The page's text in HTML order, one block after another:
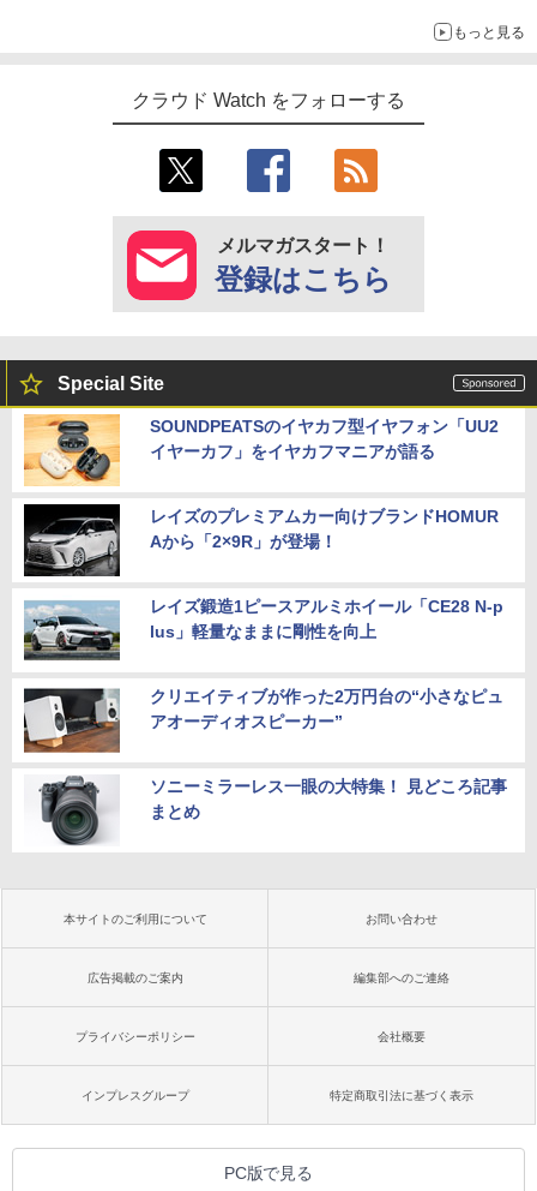
もっと見る
クラウド Watch をフォローする
メルマガスタート！
登録はこちら
Special Site
SOUNDPEATSのイヤカフ型イヤフォン「UU2
イヤーカフ」をイヤカフマニアが語る
レイズのプレミアムカー向けブランドHOMUR
Aから「2×9R」が登場！
レイズ鍛造1ピースアルミホイール「CE28 N-p
lus」軽量なままに剛性を向上
クリエイティブが作った2万円台の“小さなピュ
アオーディオスピーカー”
ソニーミラーレス一眼の大特集！ 見どころ記事
まとめ
本サイトのご利用について お問い合わせ
広告掲載のご案内 編集部へのご連絡
プライバシーポリシー 会社概要
インプレスグループ 特定商取引法に基づく表示
PC版で見る